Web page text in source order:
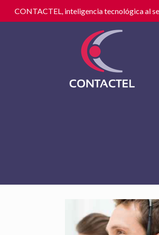
CONTACTEL, inteligencia tecnológica al